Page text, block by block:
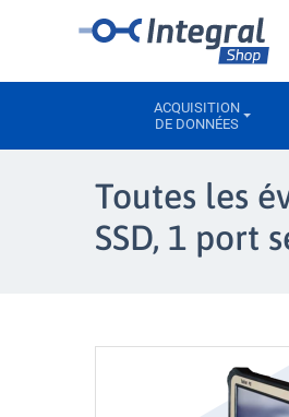
ACQUISITION
DE DONNÉES
Toutes les
SSD, 1 port